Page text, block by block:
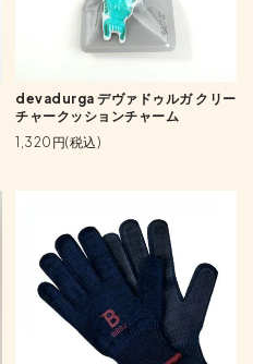
devadurga デヴァドゥルガ クリー
チャークッションチャーム
1,320円(税込)